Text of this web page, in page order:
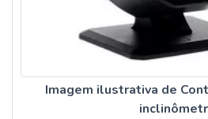
Imagem ilustrativa de